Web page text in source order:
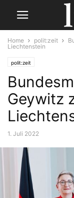
Home polit:zeit
Liechtenstein
polit:zeit
Geywitz
1. Juli 2022